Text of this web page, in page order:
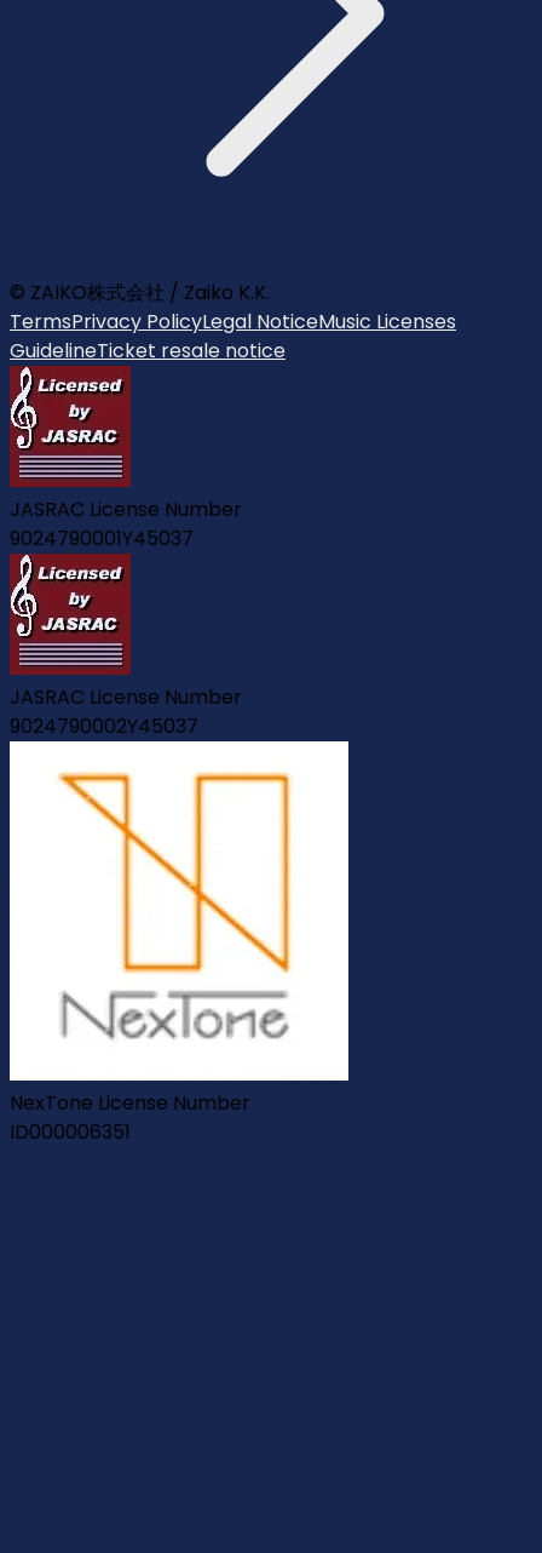
© ZAIKO株式会社 / Zaiko K.K.
TermsPrivacy PolicyLegal NoticeMusic Licenses
GuidelineTicket resale notice
JASRAC License Number
9024790001Y45037
JASRAC License Number
9024790002Y45037
NexTone License Number
ID000006351